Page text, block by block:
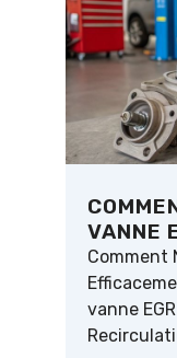
VANNE
Comment
vanne